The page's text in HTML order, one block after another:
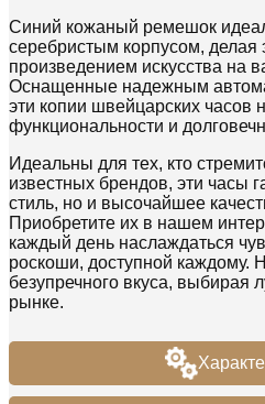
Синий кожаный ремешок
серебристым корпусом, делая
произведением искусства на
Оснащенные надежным
эти копии швейцарских часов
функциональности и
Идеальны для тех, кто
известных брендов, эти часы
стиль, но и высочайшее
Приобретите их в нашем
каждый день наслаждаться
роскоши, доступной каждому.
безупречного вкуса, выбирая
рынке.